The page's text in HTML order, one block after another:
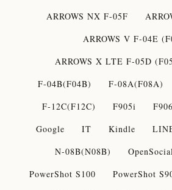
ARROWS NX F-05F
ARROWS V F-04E
ARROWS X LTE F-05D
F-04B(F04B)
F-08A(F08A)
F-12C(F12C)
F905i
Google
IT Kindle
N-08B(N08B)
PowerShot S100
PowerShot